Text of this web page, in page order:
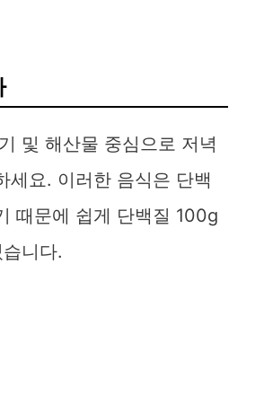
및 해산물 중심으로 저녁
세요. 이러한 음식은 단백
때문에 쉽게 단백질 100g
니다.